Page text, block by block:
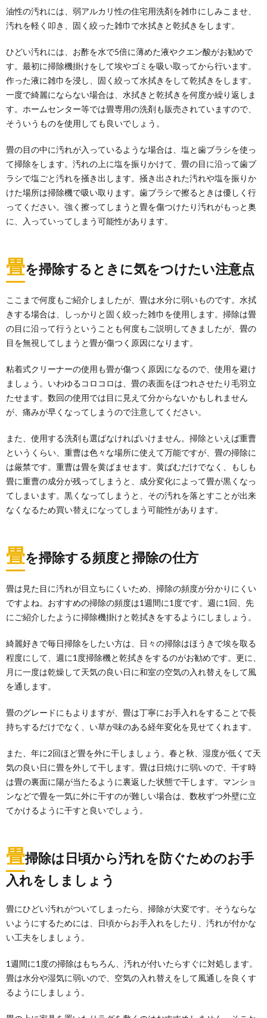
油性の汚れには、弱アルカリ性の住宅用洗剤を雑巾にしみこませ、
汚れを軽く叩き、固く絞った雑巾で水拭きと乾拭きをします。
ひどい汚れには、お酢を水で5倍に薄めた液やクエン酸がお勧めで
す。最初に掃除機掛けをして埃やゴミを吸い取ってから行います。
作った液に雑巾を浸し、固く絞って水拭きをして乾拭きをします。
一度で綺麗にならない場合は、水拭きと乾拭きを何度か繰り返しま
す。ホームセンター等では畳専用の洗剤も販売されていますので、
そういうものを使用しても良いでしょう。
畳の目の中に汚れが入っているような場合は、塩と歯ブラシを使っ
て掃除をします。汚れの上に塩を振りかけて、畳の目に沿って歯ブ
ラシで塩ごと汚れを掻き出します。掻き出された汚れや塩を振りか
けた場所は掃除機で吸い取ります。歯ブラシで擦るときは優しく行
ってください。強く擦ってしまうと畳を傷つけたり汚れがもっと奥
に、入っていってしまう可能性があります。
畳を掃除するときに気をつけたい注意点
ここまで何度もご紹介しましたが、畳は水分に弱いものです。水拭
きする場合は、しっかりと固く絞った雑巾を使用します。掃除は畳
の目に沿って行うということも何度もご説明してきましたが、畳の
目を無視してしまうと畳が傷つく原因になります。
粘着式クリーナーの使用も畳が傷つく原因になるので、使用を避け
ましょう。いわゆるコロコロは、畳の表面をほつれさせたり毛羽立
たせます。数回の使用では目に見えて分からないかもしれません
が、痛みが早くなってしまうので注意してください。
また、使用する洗剤も選ばなければいけません。掃除といえば重曹
というくらい、重曹は色々な場所に使えて万能ですが、畳の掃除に
は厳禁です。重曹は畳を黄ばませます。黄ばむだけでなく、もしも
畳に重曹の成分が残ってしまうと、成分変化によって畳が黒くなっ
てしまいます。黒くなってしまうと、その汚れを落とすことが出来
なくなるため買い替えになってしまう可能性があります。
畳を掃除する頻度と掃除の仕方
畳は見た目に汚れが目立ちにくいため、掃除の頻度が分かりにくい
ですよね。おすすめの掃除の頻度は1週間に1度です。週に1回、先
にご紹介したように掃除機掛けと乾拭きをするようにしましょう。
綺麗好きで毎日掃除をしたい方は、日々の掃除はほうきで埃を取る
程度にして、週に1度掃除機と乾拭きをするのがお勧めです。更に、
月に一度は乾燥して天気の良い日に和室の空気の入れ替えをして風
を通します。
畳のグレードにもよりますが、畳は丁寧にお手入れをすることで長
持ちするだけでなく、い草が味のある経年変化を見せてくれます。
また、年に2回ほど畳を外に干しましょう。春と秋、湿度が低くて天
気の良い日に畳を外して干します。畳は日焼けに弱いので、干す時
は畳の裏面に陽が当たるように裏返した状態で干します。マンショ
ンなどで畳を一気に外に干すのが難しい場合は、数枚ずつ外壁に立
てかけるように干すと良いでしょう。
畳掃除は日頃から汚れを防ぐためのお手
入れをしましょう
畳にひどい汚れがついてしまったら、掃除が大変です。そうならな
いようにするためには、日頃からお手入れをしたり、汚れが付かな
い工夫をしましょう。
1週間に1度の掃除はもちろん、汚れが付いたらすぐに対処します。
畳は水分や湿気に弱いので、空気の入れ替えをして風通しを良くす
るようにしましょう。